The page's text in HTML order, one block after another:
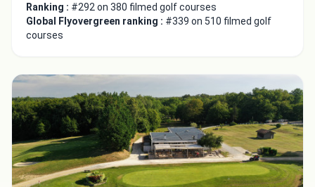
Ranking : #292 on 380 filmed golf courses
Global Flyovergreen ranking : #339 on 510 filmed golf
courses
Integrate video
Video choice:
Copy to Clipboard